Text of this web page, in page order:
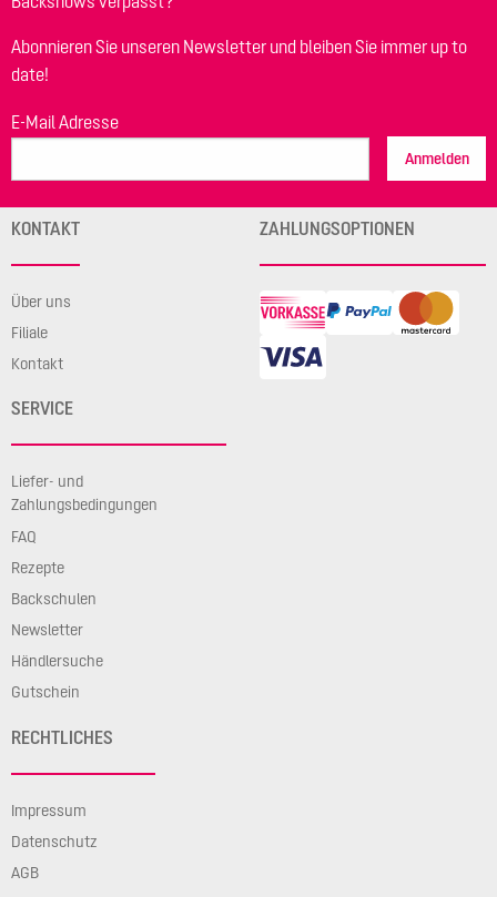
Abonnieren Sie unseren Newsletter und bleiben Sie immer up to
date!
E-Mail Adresse
Anmelden
KONTAKT
Über uns
Filiale
Kontakt
SERVICE
Liefer- und
Zahlungsbedingungen
FAQ
Rezepte
Backschulen
Newsletter
Händlersuche
Gutschein
RECHTLICHES
Impressum
Datenschutz
AGB
ZAHLUNGSOPTIONEN